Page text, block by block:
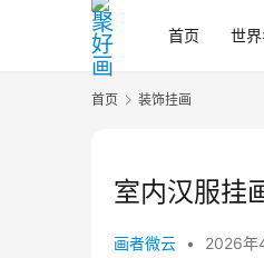
首页 世
首页 装饰挂画
室内汉服挂
画者微云 • 2026年